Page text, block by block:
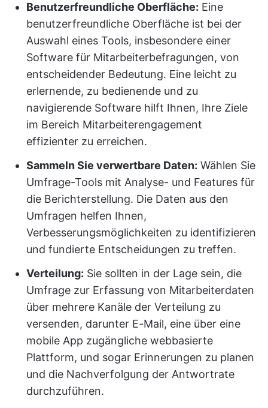
Benutzerfreundliche Oberfläche: Eine
benutzerfreundliche Oberfläche ist bei der
Auswahl eines Tools, insbesondere einer
Software für Mitarbeiterbefragungen, von
entscheidender Bedeutung. Eine leicht zu
erlernende, zu bedienende und zu
navigierende Software hilft Ihnen, Ihre Ziele
im Bereich Mitarbeiterengagement
effizienter zu erreichen.
Sammeln Sie verwertbare Daten: Wählen Sie
Umfrage-Tools mit Analyse- und Features für
die Berichterstellung. Die Daten aus den
Umfragen helfen Ihnen,
Verbesserungsmöglichkeiten zu identifizieren
und fundierte Entscheidungen zu treffen.
Verteilung: Sie sollten in der Lage sein, die
Umfrage zur Erfassung von Mitarbeiterdaten
über mehrere Kanäle der Verteilung zu
versenden, darunter E-Mail, eine über eine
mobile App zugängliche webbasierte
Plattform, und sogar Erinnerungen zu planen
und die Nachverfolgung der Antwortrate
durchzuführen.